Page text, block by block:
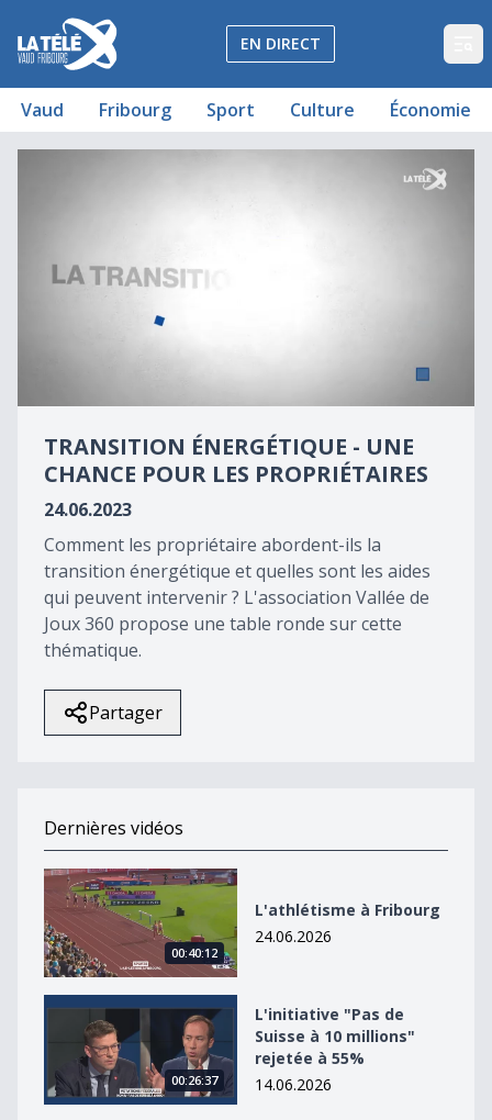
La Télé - Télévision régionale Vaud et Fribourg
EN DIRECT
Vaud Fribourg Sport Culture Économie
seconds
TRANSITION ÉNERGÉTIQUE - UNE
CHANCE POUR LES PROPRIÉTAIRES
24.06.2023
Comment les propriétaire abordent-ils la
transition énergétique et quelles sont les aides
qui peuvent intervenir ? L'association Vallée de
Joux 360 propose une table ronde sur cette
thématique.
Partager
Dernières vidéos
L&#039;athlétisme à Fribourg
00:40:12
L'athlétisme à Fribourg
24.06.2026
L&#039;initiative &quot;Pas de Suisse à 10
00:26:37
L'initiative "Pas de
Suisse à 10 millions"
rejetée à 55%
14.06.2026